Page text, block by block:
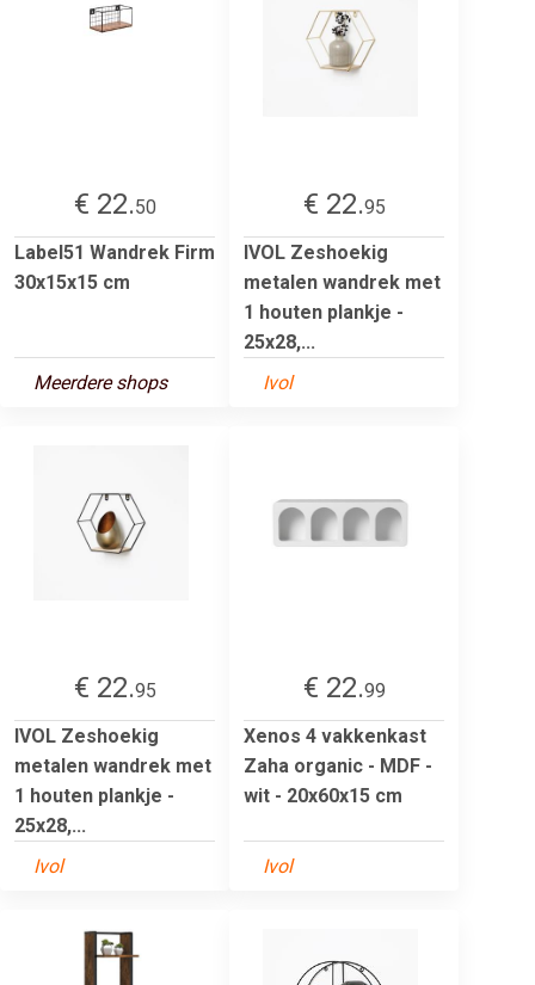
€ 22.50
Label51 Wandrek Firm
30x15x15 cm
Meerdere shops
€ 22.95
IVOL Zeshoekig
metalen wandrek met
1 houten plankje -
25x28,...
Ivol
€ 22.95
IVOL Zeshoekig
metalen wandrek met
1 houten plankje -
25x28,...
Ivol
€ 22.99
Xenos 4 vakkenkast
Zaha organic - MDF -
wit - 20x60x15 cm
Ivol